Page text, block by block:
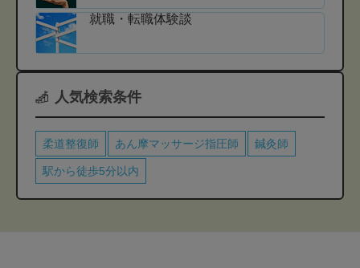
就職・転職体験談
人気検索条件
柔道整復師 あん摩マッサージ指圧師 鍼灸師
駅から徒歩5分以内